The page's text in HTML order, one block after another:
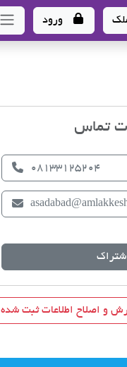
ورود
تماس
08133125204
و اصلاح اطلاعات ثبت شده